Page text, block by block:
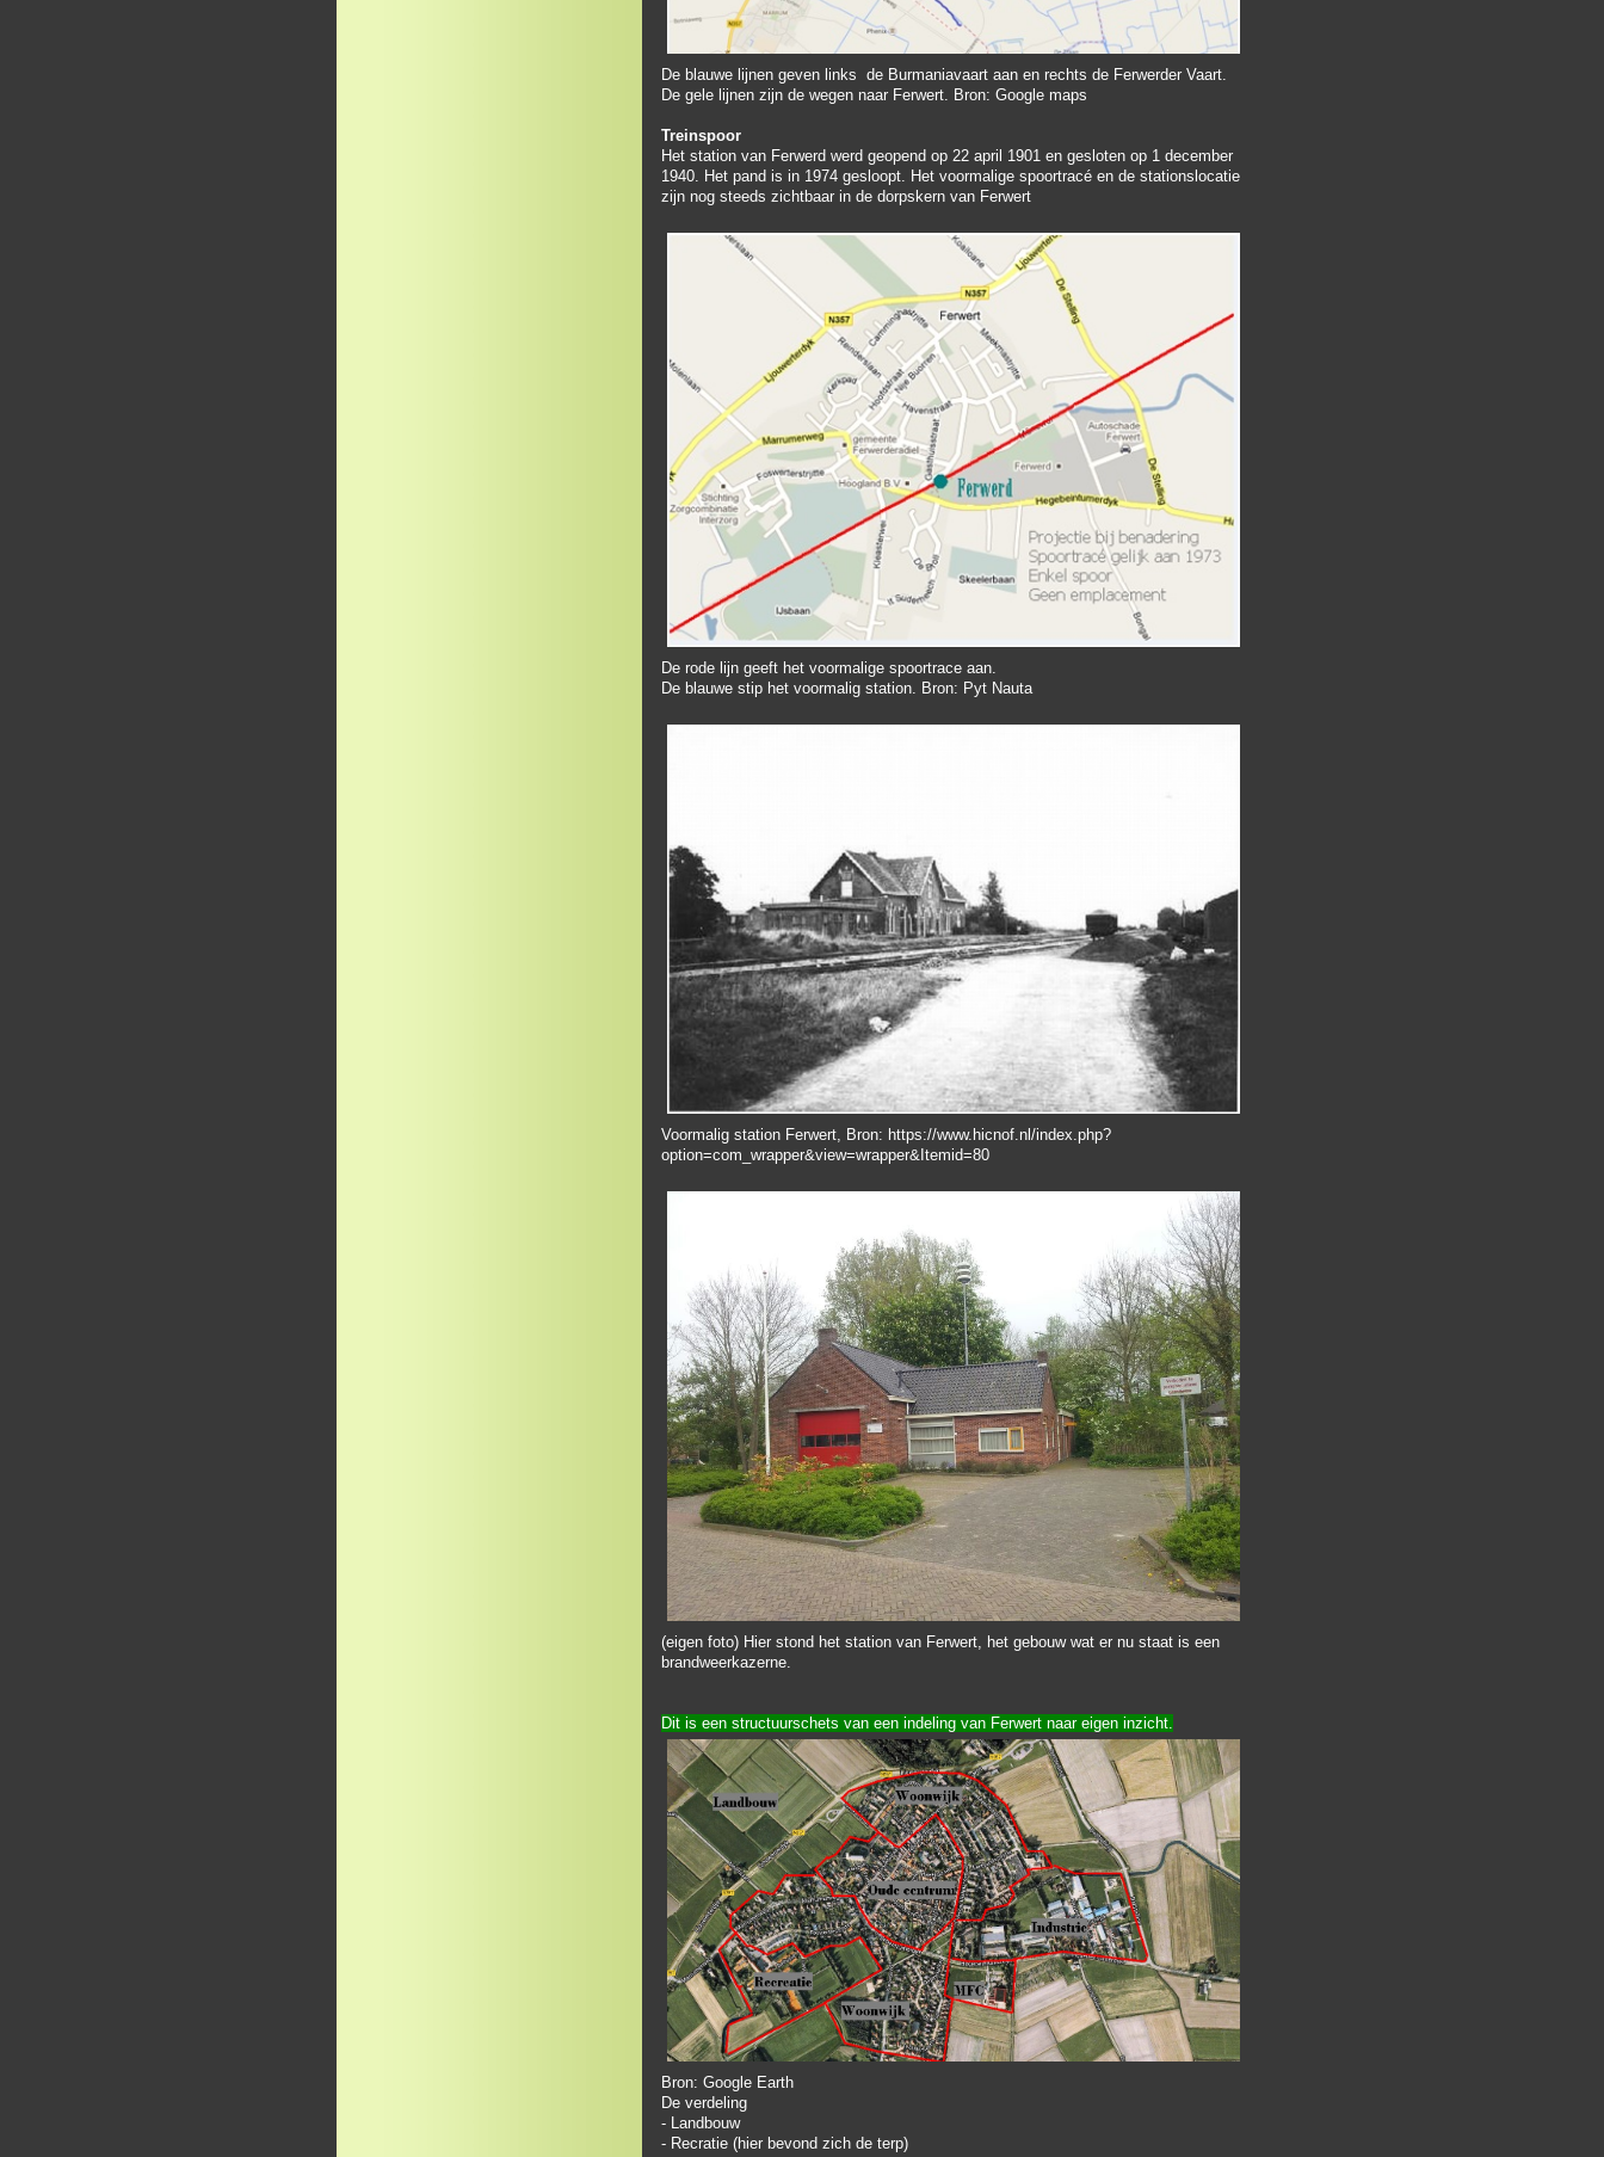
De blauwe lijnen geven links de Burmaniavaart aan en rechts de Ferwerder Vaart.
De gele lijnen zijn de wegen naar Ferwert. Bron: Google maps
Treinspoor
Het station van Ferwerd werd geopend op 22 april 1901 en gesloten op 1 december
1940. Het pand is in 1974 gesloopt. Het voormalige spoortracé en de stationslocatie
zijn nog steeds zichtbaar in de dorpskern van Ferwert
De rode lijn geeft het voormalige spoortrace aan.
De blauwe stip het voormalig station. Bron: Pyt Nauta
Voormalig station Ferwert, Bron: https://www.hicnof.nl/index.php?
option=com_wrapper&view=wrapper&Itemid=80
(eigen foto) Hier stond het station van Ferwert, het gebouw wat er nu staat is een
brandweerkazerne.
Dit is een structuurschets van een indeling van Ferwert naar eigen inzicht.
Bron: Google Earth
De verdeling
- Landbouw
- Recratie (hier bevond zich de terp)